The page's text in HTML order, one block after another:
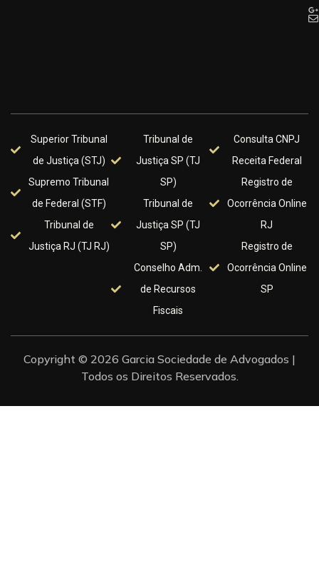
Superior Tribunal
de Justiça (STJ)
Supremo Tribunal
de Federal (STF)
Tribunal de
Justiça RJ (TJ RJ)
Tribunal de
Justiça SP (TJ
SP)
Tribunal de
Justiça SP (TJ
SP)
Conselho Adm.
de Recursos
Fiscais
Consulta CNPJ
Receita Federal
Registro de
Ocorrência Online
RJ
Registro de
Ocorrência Online
SP
Copyright © 2026 Garcia Sociedade de Advogados |
Todos os Direitos Reservados.